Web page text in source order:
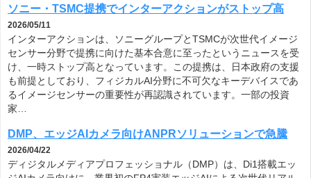
ソニー・TSMC提携でインターアクションがストップ高
2026/05/11
インターアクションは、ソニーグループとTSMCが次世代イメージ
センサー分野で提携に向けた基本合意に至ったというニュースを受
け、一時ストップ高となっています。この提携は、日本政府の支援
も前提としており、フィジカルAI分野に不可欠なキーデバイスであ
るイメージセンサーの重要性が再認識されています。一部の投資
家…
DMP、エッジAIカメラ向けANPRソリューションで急騰
2026/04/22
ディジタルメディアプロフェッショナル（DMP）は、Di1搭載エッ